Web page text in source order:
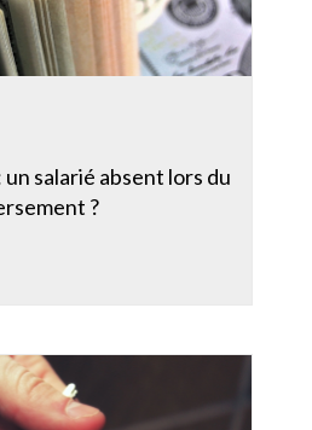
salarié absent lors du
?